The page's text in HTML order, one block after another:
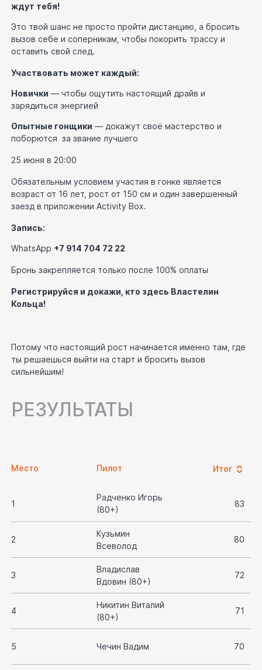
ждут тебя!
Это твой шанс не просто пройти дистанцию, а бросить
вызов себе и соперникам, чтобы покорить трассу и
оставить свой след.
Участвовать может каждый:
Новички — чтобы ощутить настоящий драйв и
зарядиться энергией
Опытные гонщики — докажут своё мастерство и
поборются за звание лучшего
25 июня в 20:00
Обязательным условием участия в гонке является
возраст от 16 лет, рост от 150 см и один завершенный
заезд в приложении Activity Box.
Запись:
WhatsApp +7 914 704 72 22
Бронь закрепляется только после 100% оплаты
Регистрируйся и докажи, кто здесь Властелин
Кольца!
Потому что настоящий рост начинается именно там, где
ты решаешься выйти на старт и бросить вызов
сильнейшим!
РЕЗУЛЬТАТЫ
Место Пилот Итог
1
Радченко Игорь
(80+)
83
2
Кузьмин
Всеволод
80
3
Владислав
Вдовин (80+)
72
4
Никитин Виталий
(80+)
71
5 Чечин Вадим 70